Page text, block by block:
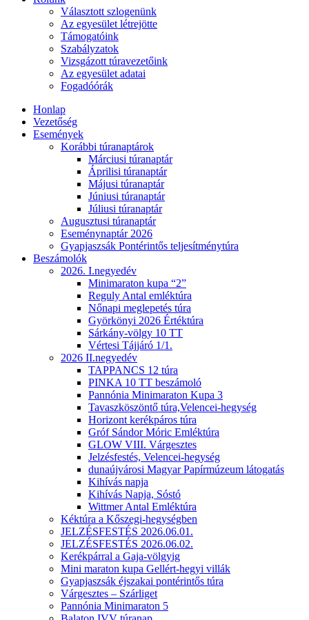
Választott szlogenünk
Az egyesület létrejötte
Támogatóink
Szabályzatok
Vizsgázott túravezetőink
Az egyesület adatai
Fogadóórák
Honlap
Vezetőség
Események
Korábbi túranaptárok
Márciusi túranaptár
Áprilisi túranaptár
Májusi túranaptár
Júniusi túranaptár
Júliusi túranaptár
Augusztusi túranaptár
Eseménynaptár 2026
Gyapjaszsák Pontérintős teljesítménytúra
Beszámolók
2026. I.negyedév
Minimaraton kupa “2”
Reguly Antal emléktúra
Nőnapi meglepetés túra
Györkönyi 2026 Értéktúra
Sárkány-völgy 10 TT
Vértesi Tájjáró 1/1.
2026 II.negyedév
TAPPANCS 12 túra
PINKA 10 TT beszámoló
Pannónia Minimaraton Kupa 3
Tavaszköszöntő túra,Velencei-hegység
Horizont kerékpáros túra
Gróf Sándor Móric Emléktúra
GLOW VIII. Várgesztes
Jelzésfestés, Velencei-hegység
dunaújvárosi Magyar Papírmúzeum látogatás
Kihívás napja
Kihívás Napja, Sóstó
Wittmer Antal Emléktúra
Kéktúra a Kőszegi-hegységben
JELZÉSFESTÉS 2026.06.01.
JELZÉSFESTÉS 2026.06.02.
Kerékpárral a Gaja-völgyig
Mini maraton kupa Gellért-hegyi villák
Gyapjaszsák éjszakai pontérintős túra
Várgesztes – Szárliget
Pannónia Minimaraton 5